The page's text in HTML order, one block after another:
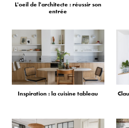
L'oeil de l'architecte : réussir son
entrée
Inspiration : la cuisine tableau